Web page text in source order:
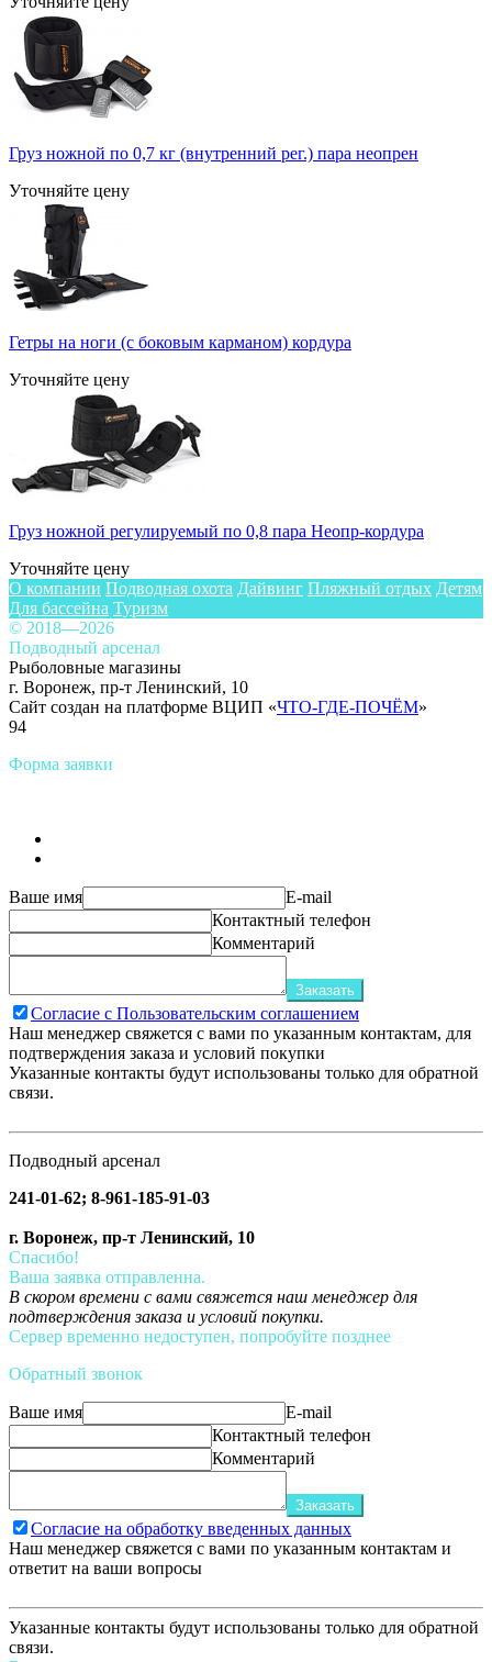
Груз ножной по 0,7 кг (внутренний рег.) пара неопрен
Уточняйте цену
Гетры на ноги (с боковым карманом) кордура
Уточняйте цену
Груз ножной регулируемый по 0,8 пара Неопр-кордура
Уточняйте цену
О компании Подводная охота Дайвинг Пляжный отдых Детям
Для бассейна Туризм
© 2018—2026
Подводный арсенал
Рыболовные магазины
г. Воронеж, пр-т Ленинский, 10
Сайт создан на платформе ВЦИП «ЧТО-ГДЕ-ПОЧЁМ»
94
Форма заявки
Ваше имя
E-mail
Контактный телефон
Комментарий
Заказать
Согласие с Пользовательским соглашением
Наш менеджер свяжется с вами по указанным контактам, для
подтверждения заказа и условий покупки
Указанные контакты будут использованы только для обратной
связи.
Подводный арсенал
241-01-62; 8-961-185-91-03
г. Воронеж, пр-т Ленинский, 10
Спасибо!
Ваша заявка отправленна.
В скором времени с вами свяжется наш менеджер для
подтверждения заказа и условий покупки.
Сервер временно недоступен, попробуйте позднее
Обратный звонок
Ваше имя
E-mail
Контактный телефон
Комментарий
Заказать
Согласие на обработку введенных данных
Наш менеджер свяжется с вами по указанным контактам и
ответит на ваши вопросы
Указанные контакты будут использованы только для обратной
связи.